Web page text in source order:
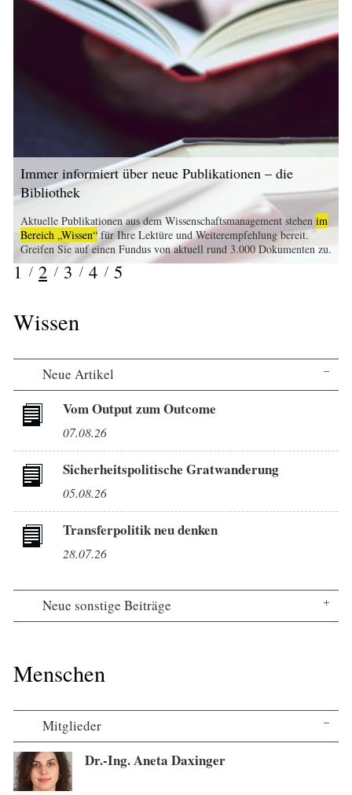
Immer informiert über neue Publikationen – die
Bibliothek
Aktuelle Publikationen aus dem Wissenschaftsmanagement stehen im
Bereich „Wissen“für Ihre Lektüre und Weiterempfehlung bereit.
Greifen Sie auf einen Fundus von aktuell rund 3.000 Dokumenten zu.
1 2 3 4 5
Wissen
Neue Artikel
Vom Output zum Outcome
07.08.26
Sicherheitspolitische Gratwanderung
05.08.26
Transferpolitik neu denken
28.07.26
Neue sonstige Beiträge
Menschen
Mitglieder
Dr.-Ing. Aneta Daxinger